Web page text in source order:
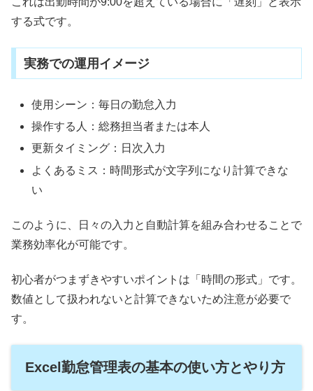
する式です。
実務での運用イメージ
使用シーン：毎日の勤怠入力
操作する人：総務担当者または本人
更新タイミング：日次入力
よくあるミス：時間形式が文字列になり計算できな
い
このように、日々の入力と自動計算を組み合わせることで
業務効率化が可能です。
初心者がつまずきやすいポイントは「時間の形式」です。
数値として扱われないと計算できないため注意が必要で
す。
Excel勤怠管理表の基本の使い方とやり方